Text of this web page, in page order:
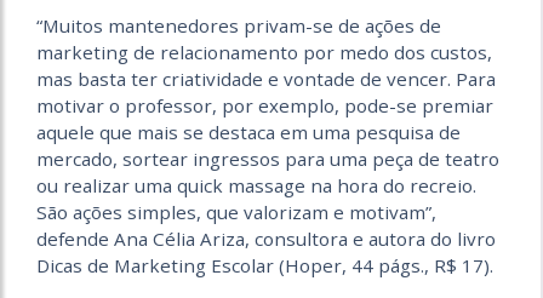
“Muitos mantenedores privam-se de ações de
marketing de relacionamento por medo dos custos,
mas basta ter criatividade e vontade de vencer. Para
motivar o professor, por exemplo, pode-se premiar
aquele que mais se destaca em uma pesquisa de
mercado, sortear ingressos para uma peça de teatro
ou realizar uma quick massage na hora do recreio.
São ações simples, que valorizam e motivam”,
defende Ana Célia Ariza, consultora e autora do livro
Dicas de Marketing Escolar (Hoper, 44 págs., R$ 17).